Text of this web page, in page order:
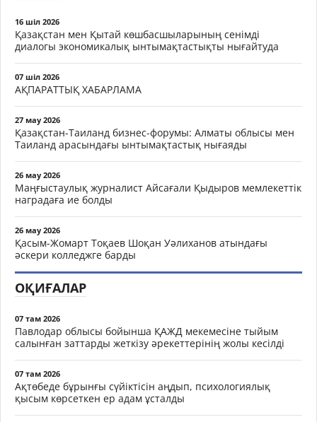
16 шіл 2026
Қазақстан мен Қытай көшбасшыларының сенімді
диалогы экономикалық ынтымақтастықты нығайтуда
07 шіл 2026
АҚПАРАТТЫҚ ХАБАРЛАМА
27 мау 2026
Қазақстан-Таиланд бизнес-форумы: Алматы облысы мен
Таиланд арасындағы ынтымақтастық нығаяды
26 мау 2026
Маңғыстаулық журналист Айсағали Қыдыров мемлекеттік
наградаға ие болды
26 мау 2026
Қасым-Жомарт Тоқаев Шоқан Уәлиханов атындағы
әскери колледжге барды
ОҚИҒАЛАР
07 там 2026
Павлодар облысы бойынша ҚАЖД мекемесіне тыйым
салынған заттарды жеткізу әрекеттерінің жолы кесілді
07 там 2026
Ақтөбеде бұрынғы сүйіктісін аңдып, психологиялық
қысым көрсеткен ер адам ұсталды